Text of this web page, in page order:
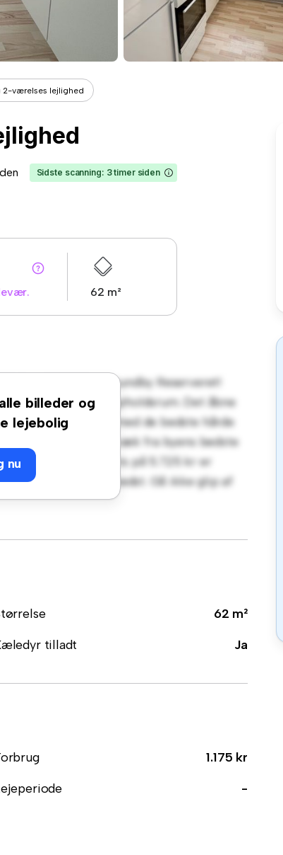
2-værelses lejlighed
Sidste scanning: 3 timer siden
62 m²
billeder og
lejebolig
nu
1. tv. 9400 Nørresundby Reserveret!
og hyggeligt opholdsrum. Det åbne
er udstyret med de bedste hårde
være kun få skridt væk fra byens bedste
overkommelig pris på 5.725 kr er
liv, når det er bedst. Gå ikke glip af
62 m²
tilladt Ja
1.175 kr
-